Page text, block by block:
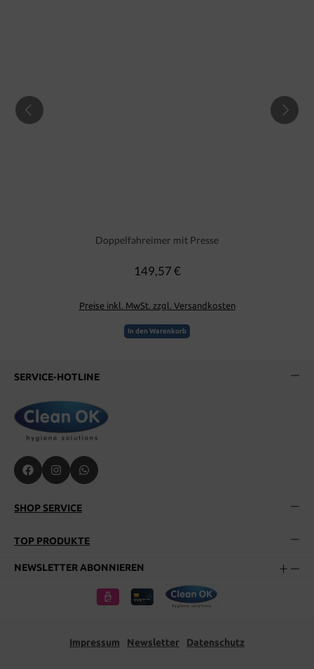
Doppelfahreimer mit Presse
Regulärer Preis:
149,57 €
Preise inkl. MwSt. zzgl. Versandkosten
In den Warenkorb
SERVICE-HOTLINE
SHOP SERVICE
TOP PRODUKTE
NEWSLETTER ABONNIEREN
Impressum Newsletter Datenschutz